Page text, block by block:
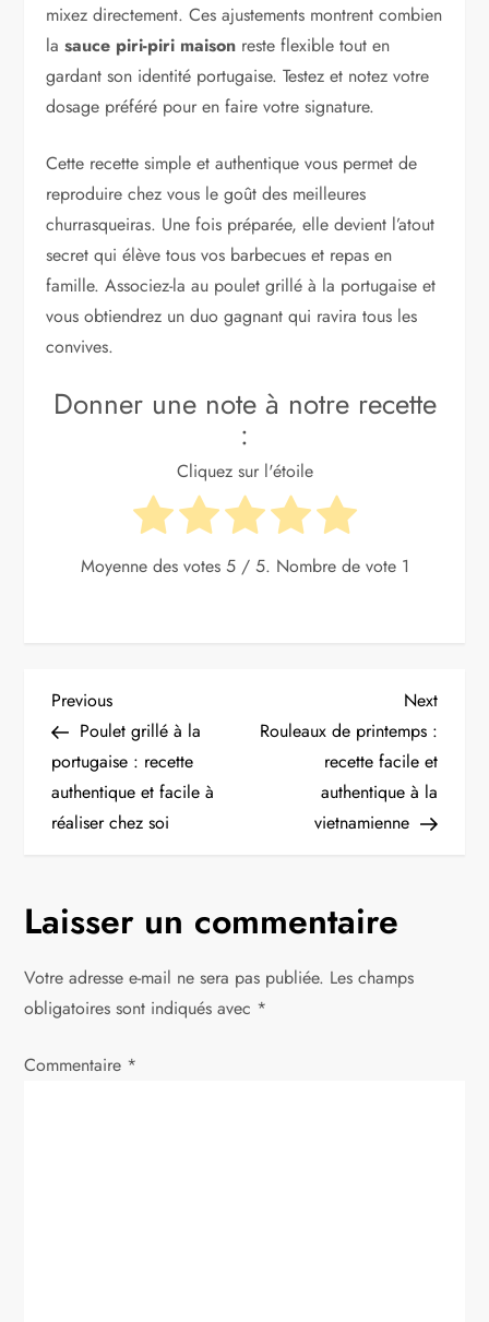
mixez directement. Ces ajustements montrent combien
lasauce piri-piri maison reste flexible tout en
gardant son identité portugaise. Testez et notez votre
dosage préféré pour en faire votre signature.
Cette recette simple et authentique vous permet de
reproduire chez vous le goût des meilleures
churrasqueiras. Une fois préparée, elle devient l’atout
secret qui élève tous vos barbecues et repas en
famille. Associez-la au poulet grillé à la portugaise et
vous obtiendrez un duo gagnant qui ravira tous les
convives.
Donner une note à notre recette
:
Cliquez sur l'étoile
Moyenne des votes 5/ 5. Nombre de vote 1
N
a
v
g
a
t
i
Previous
Post
Previous
Poulet grillé à la
portugaise : recette
authentique et facile à
réaliser chez soi
Next
Post
Next
Rouleaux de printemps :
recette facile et
authentique à la
vietnamienne
Laisser un commentaire
Votre adresse e-mail ne sera pas publiée. Les champs
obligatoires sont indiqués avec *
Commentaire *